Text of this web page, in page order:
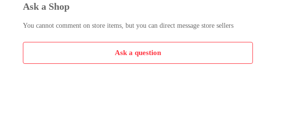
Ask a Shop
You cannot comment on store items, but you can direct message store sellers
Ask a question